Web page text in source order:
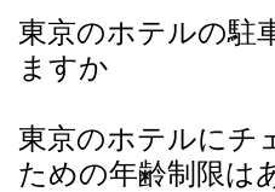
東京のホテルの駐
ますか
東京のホテルにチ
ための年齢制限は